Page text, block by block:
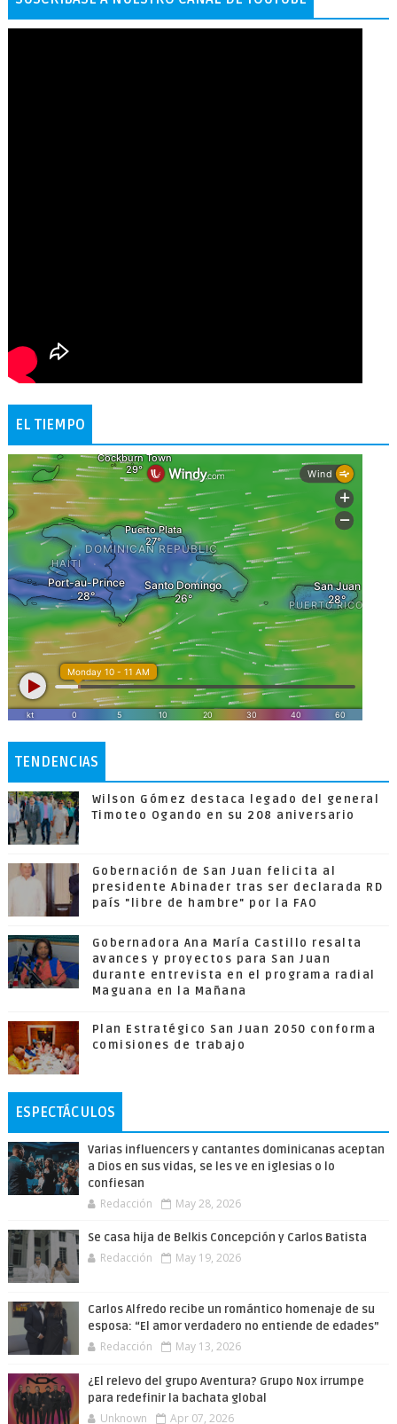
EL TIEMPO
TENDENCIAS
Wilson Gómez destaca legado del general
Timoteo Ogando en su 208 aniversario
Gobernación de San Juan felicita al
presidente Abinader tras ser declarada RD
país "libre de hambre" por la FAO
Gobernadora Ana María Castillo resalta
avances y proyectos para San Juan
durante entrevista en el programa radial
Maguana en la Mañana
Plan Estratégico San Juan 2050 conforma
comisiones de trabajo
ESPECTÁCULOS
Varias influencers y cantantes dominicanas aceptan
a Dios en sus vidas, se les ve en iglesias o lo
confiesan
Redacción May 28, 2026
Se casa hija de Belkis Concepción y Carlos Batista
Redacción May 19, 2026
Carlos Alfredo recibe un romántico homenaje de su
esposa: “El amor verdadero no entiende de edades”
Redacción May 13, 2026
¿El relevo del grupo Aventura? Grupo Nox irrumpe
para redefinir la bachata global
Unknown Apr 07, 2026